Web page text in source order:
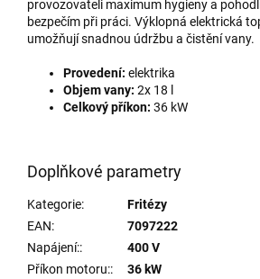
provozovateli maximum hygieny a
bezpečím při práci. Výklopná elektrická
umožňují snadnou údržbu a čistění vany.
Provedení: elektrika
Objem vany: 2x 18 l
Celkový příkon: 36 kW
Doplňkové parametry
Kategorie:
Fritézy
EAN:
7097222
Napájení::
400 V
Příkon motoru::
36 kW